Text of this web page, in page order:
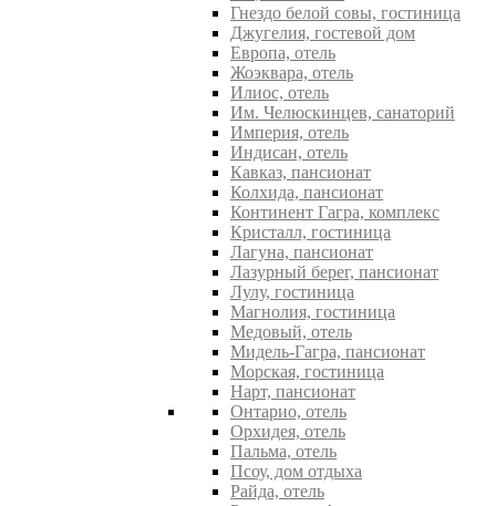
Гнездо белой совы, гостиница
Джугелия, гостевой дом
Европа, отель
Жоэквара, отель
Илиос, отель
Им. Челюскинцев, санаторий
Империя, отель
Индисан, отель
Кавказ, пансионат
Колхида, пансионат
Континент Гагра, комплекс
Кристалл, гостиница
Лагуна, пансионат
Лазурный берег, пансионат
Лулу, гостиница
Магнолия, гостиница
Медовый, отель
Мидель-Гагра, пансионат
Морская, гостиница
Нарт, пансионат
Онтарио, отель
Орхидея, отель
Пальма, отель
Псоу, дом отдыха
Райда, отель